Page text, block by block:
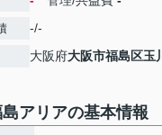
-/-
大阪府大阪市福島区玉川
アリアの基本情報